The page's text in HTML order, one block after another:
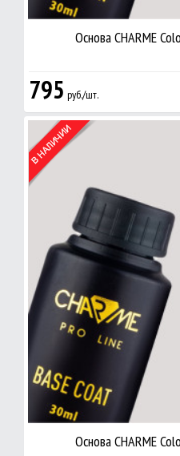
Основа CHARME
795 руб./шт.
Основа CHARME